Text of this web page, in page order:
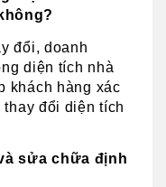
đổi, doanh
diện tích nhà
khách hàng xác
đổi diện tích
sửa chữa định